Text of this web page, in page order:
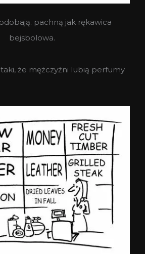
pachną jak rękawica
bejsbolowa.
że mężczyźni lubią perfumy